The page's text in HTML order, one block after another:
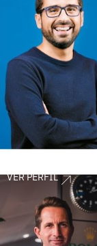
VER PERFIL